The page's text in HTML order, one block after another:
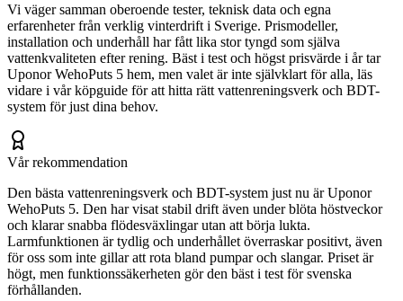
Vi väger samman oberoende tester, teknisk data och egna
erfarenheter från verklig vinterdrift i Sverige. Prismodeller,
installation och underhåll har fått lika stor tyngd som själva
vattenkvaliteten efter rening. Bäst i test och högst prisvärde i år tar
Uponor WehoPuts 5 hem, men valet är inte självklart för alla, läs
vidare i vår köpguide för att hitta rätt vattenreningsverk och BDT-
system för just dina behov.
Vår rekommendation
Den bästa vattenreningsverk och BDT-system just nu är Uponor
WehoPuts 5. Den har visat stabil drift även under blöta höstveckor
och klarar snabba flödesväxlingar utan att börja lukta.
Larmfunktionen är tydlig och underhållet överraskar positivt, även
för oss som inte gillar att rota bland pumpar och slangar. Priset är
högt, men funktionssäkerheten gör den bäst i test för svenska
förhållanden.